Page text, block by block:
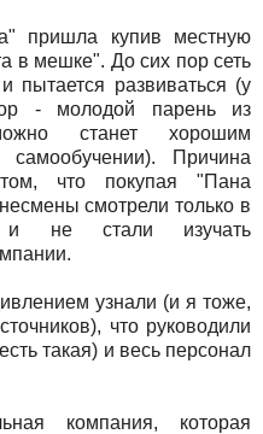
пришла купив местную
в мешке". До сих пор сеть
пытается развиваться (у
- молодой парень из
станет хорошим
Причина
что покупая "Пана
смотрели только в
и не стали изучать
узнали (и я тоже,
что руководили
такая) и весь персонал
компания, которая